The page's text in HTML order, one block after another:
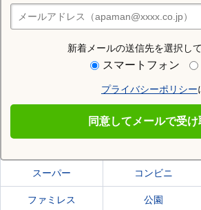
新着メールの送信先を選択し
スマートフォン
プライバシーポリシー
同意してメールで受け
住みたい街の店舗を探す
店舗検索
住む街研究所で弘前市の情報を見る
弘前市の施設一覧
スーパー コンビニ
ファミレス 公園